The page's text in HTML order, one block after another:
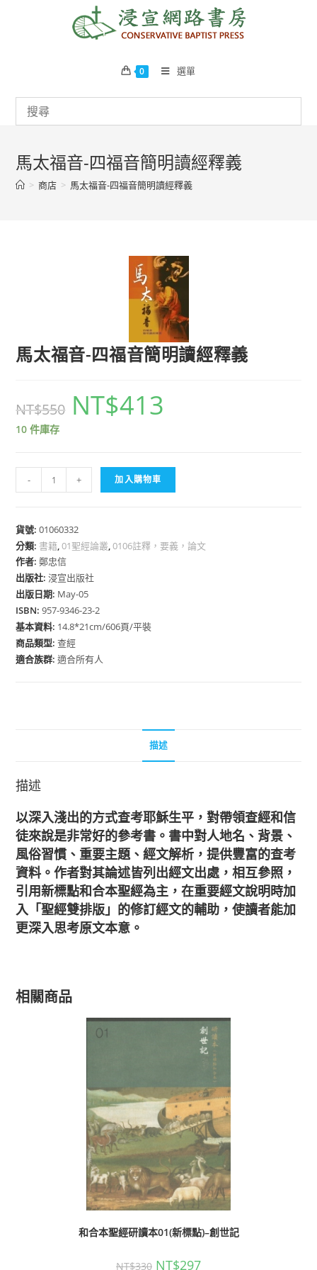
0 選單
馬太福音-四福音簡明讀經釋義
> 商店 > 馬太福音-四福音簡明讀經釋義
馬太福音-四福音簡明讀經釋義
NT$550 NT$413
10 件庫存
-
太
音-
四
福
音
簡
明
讀
經
+ 加入購物車
貨號:01060332
分類: 書籍,01聖經論叢,0106註釋，要義，論文
作者:鄭忠信
出版社:浸宣出版社
出版日期: May-05
ISBN:957-9346-23-2
基本資料: 14.8*21cm/606頁/平裝
商品類型:查經
適合族群:適合所有人
描述
描述
以深入淺出的方式查考耶穌生平，對帶領查經和信
徒來說是非常好的參考書。 書中對人地名、背景、
風俗習慣、重要主題、經文解析，提供豐富的查考
資料。作者對其論述皆列出經文出處，相互參照，
引用新標點和合本聖經為主，在重要經文說明時加
入「聖經雙排版」的修訂經文的輔助，使讀者能加
更深入思考原文本意。
相關商品
和合本聖經研讀本01(新標點)–創世記
NT$330 NT$297